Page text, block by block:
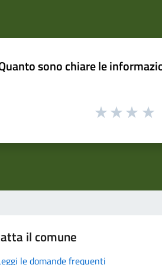
sono chiare le
il comune
le domande frequenti